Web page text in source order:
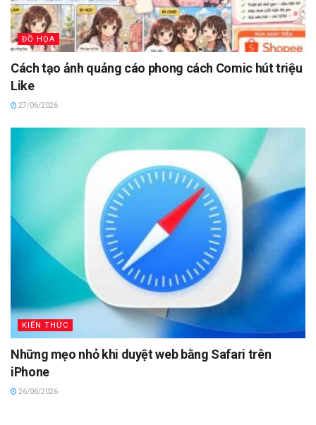
ĐỒ HỌA
Cách tạo ảnh quảng cáo phong cách Comic hút triệu
Like
27/06/2026
KIẾN THỨC
Những mẹo nhỏ khi duyệt web bằng Safari trên
iPhone
26/06/2026